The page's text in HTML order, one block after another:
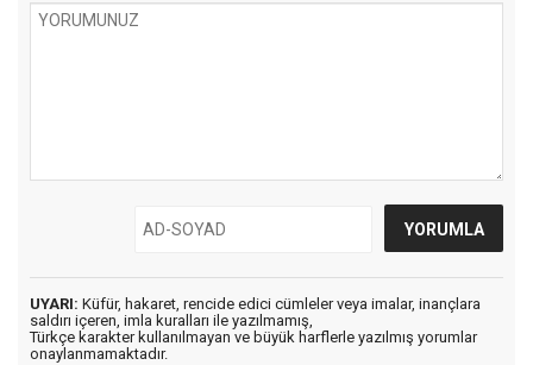
UYARI: Küfür, hakaret, rencide edici cümleler veya imalar, inançlara
saldırı içeren, imla kuralları ile yazılmamış,
Türkçe karakter kullanılmayan ve büyük harflerle yazılmış yorumlar
onaylanmamaktadır.